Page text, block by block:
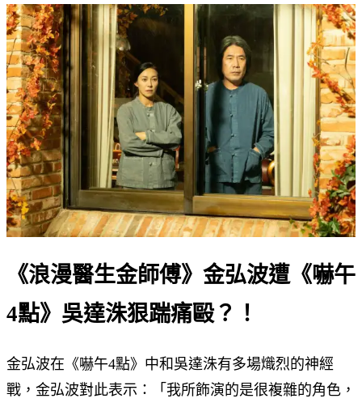
《浪漫醫生金師傅》金弘波遭《嚇午
4點》吳達洙狠踹痛毆？！
金弘波在《嚇午4點》中和吳達洙有多場熾烈的神經
戰，金弘波對此表示：「我所飾演的是很複雜的角色，